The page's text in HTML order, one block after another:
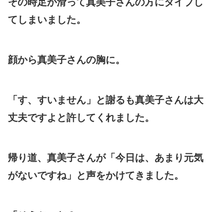
てしまいました。
顔から真美子さんの胸に。
「す、すいません」と謝るも真美子さんは大
丈夫ですよと許してくれました。
帰り道、真美子さんが「今日は、あまり元気
がないですね」と声をかけてきました。